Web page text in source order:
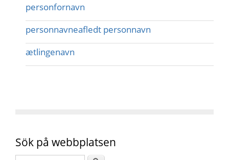
personfornavn
personnavneafledt personnavn
ætlingenavn
Sök på webbplatsen